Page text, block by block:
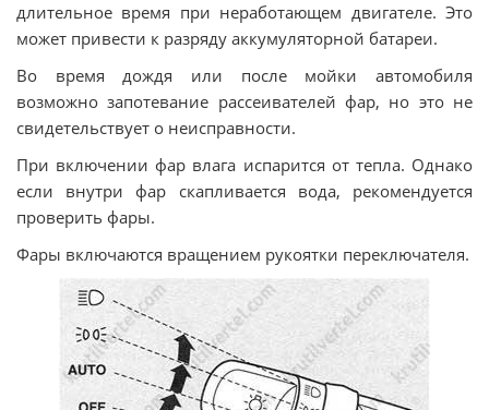
длительное время при неработающем двигателе. Это
может привести к разряду аккумуляторной батареи.
Во время дождя или после мойки автомобиля
возможно запотевание рассеивателей фар, но это не
свидетельствует о неисправности.
При включении фар влага испарится от тепла. Однако
если внутри фар скапливается вода, рекомендуется
проверить фары.
Фары включаются вращением рукоятки переключателя.